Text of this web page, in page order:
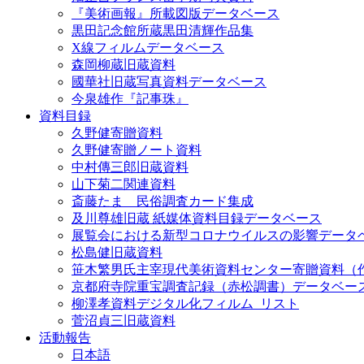
『美術画報』所載図版データベース
黒田記念館所蔵黒田清輝作品集
X線フィルムデータベース
森岡柳蔵旧蔵資料
國華社旧蔵写真資料データベース
今泉雄作『記事珠』
資料目録
久野健寄贈資料
久野健寄贈ノート資料
中村傳三郎旧蔵資料
山下菊二関連資料
斎藤たま 民俗調査カード集成
及川尊雄旧蔵 紙媒体資料目録データベース
展覧会における新型コロナウイルスの影響データ
松島健旧蔵資料
笹木繁男氏主宰現代美術資料センター寄贈資料（
京都府寺院重宝調査記録（赤松調書）データベー
柳澤孝資料デジタル化フィルム_リスト
菅沼貞三旧蔵資料
活動報告
日本語